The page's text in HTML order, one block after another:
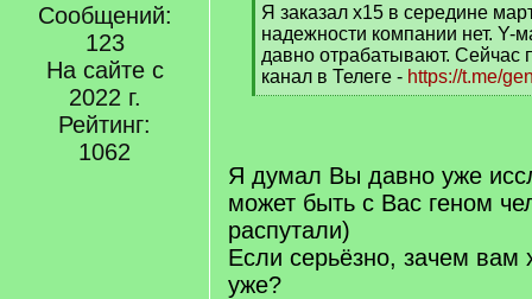
Сообщений:
123
На сайте с
2022 г.
Рейтинг:
1062
]Я заказал х15 в середине
надежности компании нет. Y-
давно отрабатывают. Сейчас
канал в Телеге - https://t.me/
[
Я думал Вы давно уже
может быть с Вас геном
распутали)
Если серьёзно, зачем
уже?